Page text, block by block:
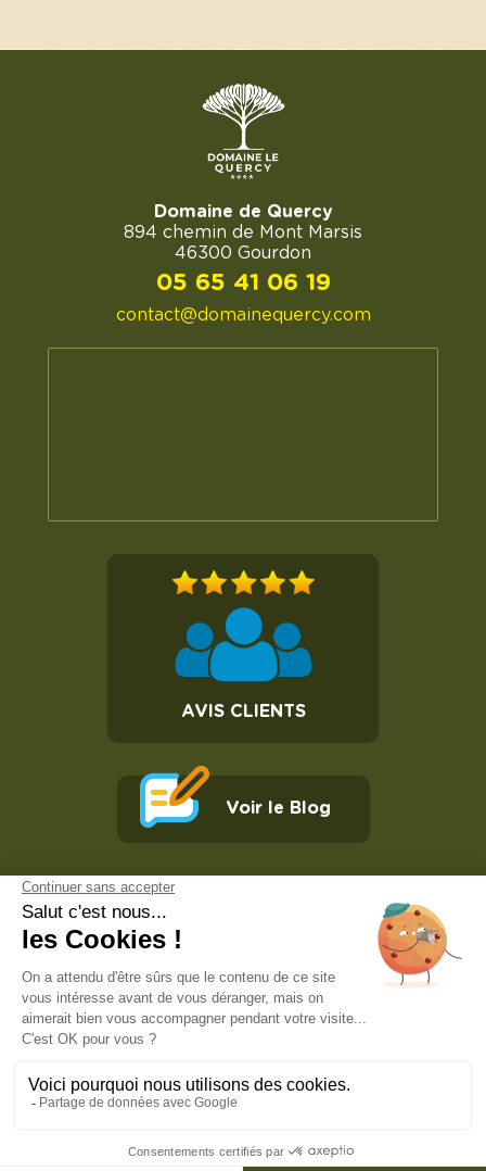
Domaine de Quercy
894 chemin de Mont Marsis
46300 Gourdon
05 65 41 06 19
contact@domainequercy.com
AVIS CLIENTS
Voir le Blog
Inscription newsletter :
JE M'INSCRIS
Mentions légales Plan du site